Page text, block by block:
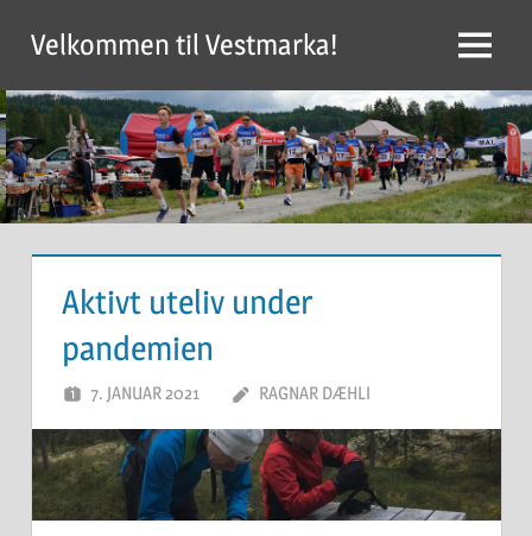
content
Velkommen til Vestmarka! Menu
Aktivt uteliv under
pandemien
7. JANUAR 2021 RAGNAR DÆHLI